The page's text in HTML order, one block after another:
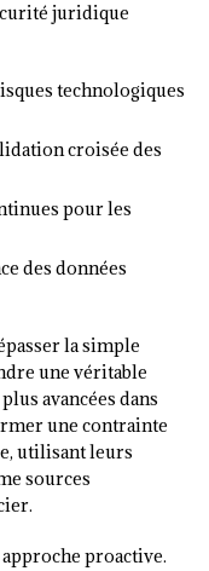
juridique
technologiques
croisée des
pour les
des données
la simple
une véritable
avancées dans
une contrainte
utilisant leurs
sources
proactive.